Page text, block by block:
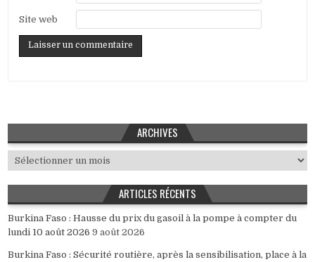
Site web
ARCHIVES
Archives
ARTICLES RÉCENTS
Burkina Faso : Hausse du prix du gasoil à la pompe à compter du
lundi 10 août 2026 9 août 2026
Burkina Faso : Sécurité routière, après la sensibilisation, place à la